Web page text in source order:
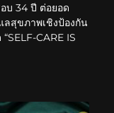
บ 34 ปี ต่อยอด
สุขภาพเชิงป้องกัน
CARE IS